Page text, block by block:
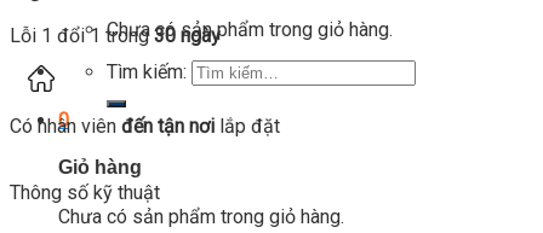
Chưa có sản phẩm trong giỏ hàng.
Tìm kiếm:
0
Giỏ hàng
Chưa có sản phẩm trong giỏ hàng.
Lỗi 1 đổi 1 trong30 ngày
Có nhân viên đến tận nơi lắp đặt
Thông số kỹ thuật